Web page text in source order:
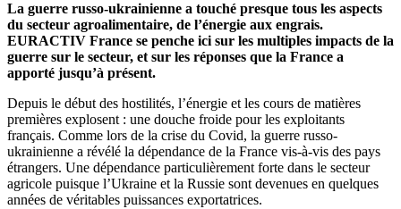
La guerre russo-ukrainienne a touché presque tous les aspects
du secteur agroalimentaire, de l’énergie aux engrais.
EURACTIV France se penche ici sur les multiples impacts de la
guerre sur le secteur, et sur les réponses que la France a
apporté jusqu’à présent.
Depuis le début des hostilités, l’énergie et les cours de matières
premières explosent : une douche froide pour les exploitants
français. Comme lors de la crise du Covid, la guerre russo-
ukrainienne a révélé la dépendance de la France vis-à-vis des pays
étrangers. Une dépendance particulièrement forte dans le secteur
agricole puisque l’Ukraine et la Russie sont devenues en quelques
années de véritables puissances exportatrices.